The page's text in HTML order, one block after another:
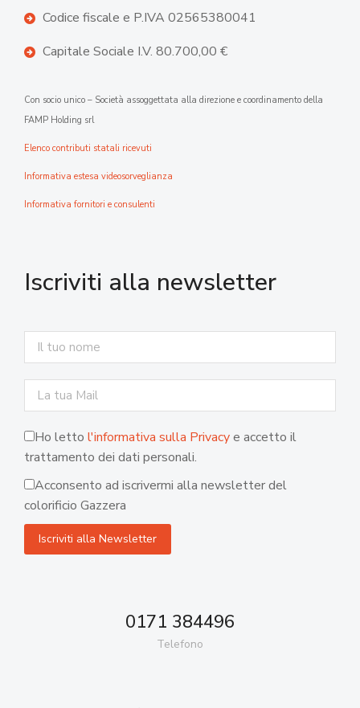
Codice fiscale e P.IVA 02565380041
Capitale Sociale I.V. 80.700,00 €
Con socio unico – Società assoggettata alla direzione e coordinamento della
FAMP Holding srl
Elenco contributi statali ricevuti
Informativa estesa videosorveglianza
Informativa fornitori e consulenti
Iscriviti alla newsletter
Ho letto l'informativa sulla Privacye accetto il
trattamento dei dati personali.
Acconsento ad iscrivermi alla newsletter del
colorificio Gazzera
0171 384496
Telefono